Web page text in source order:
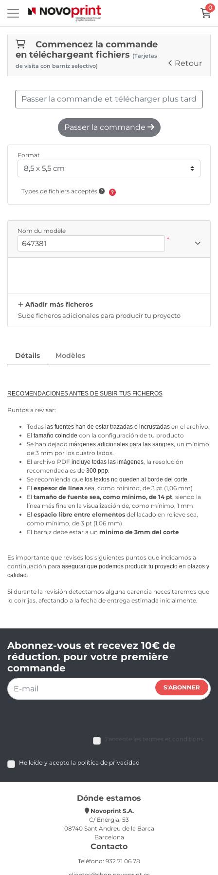
0
Commencez la commande
en téléchargeant fichiers (Tarjetas
de visita con barniz selectivo)
Retour
Détails Modèles
RECOMENDACIONES ANTES DE SUBIR TUS FICHEROS
Puntos a revisar:
Todas las fuentes han de estar trazadas o incrustadas en el archivo.
El tamaño coincide con la configuración de tu producto
Se han dejado márgenes adicionales para las sangres , un mínimo
de 3 mm por los cuatro lados.
El archivo PDF incluye todas las imágenes , la resolución
recomendada es de 300 ppp
Se recomienda que los textos no queden al borde del corte
El espesor de línea sea, como mínimo, de 3 pt (1,06 mm)
El tamaño de fuente sea, como mínimo, de 14 pt , siendo la
línea más fina en la visualización de, como mínimo, 1 mm
El espacio libre entre elementos del lacado en relieve sea,
como mínimo, de 3 pt (1,06 mm)
El barniz debe estar a un minimo de 3mm del corte
Es importante que revises los siguientes puntos que indicamos a
continuación para asegurar que podemos producir tu proyecto en plazos y
calidad
Si durante la revisión detectamos alguna carencia necesitaremos que
lo corrijas, afectando a la fecha de entrega estimada inicialmente.
Passer la commande et télécharger plus tard
Passer la commande
Format
Types de fichiers acceptés
Nom du modèle
*
Añadir más ficheros
Sube ficheros adicionales para producir tu proyecto
Abonnez-vous et recevez 10€ de
réduction. pour votre première
commande
S'ABONNER
J'accepte les termes et conditions
He leído y acepto la política de privacidad
Dónde estamos
Novoprint S.A.
C/ Energia, 53
08740 Sant Andreu de la Barca
Barcelona
Contacto
Teléfono: 932 71 06 78